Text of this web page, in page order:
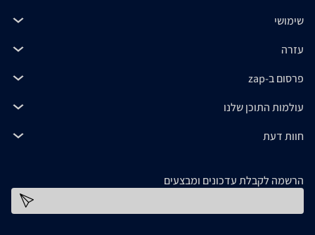
שימושי
עזרה
פרסום ב-zap
עולמות התוכן שלנו
חוות דעת
הרשמה לקבלת עדכונים ומבצעים